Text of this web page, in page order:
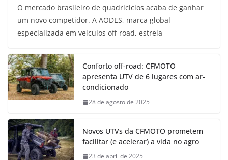
O mercado brasileiro de quadriciclos acaba de ganhar
um novo competidor. A AODES, marca global
especializada em veículos off-road, estreia
Conforto off-road: CFMOTO
apresenta UTV de 6 lugares com ar-
condicionado
28 de agosto de 2025
Novos UTVs da CFMOTO prometem
facilitar (e acelerar) a vida no agro
23 de abril de 2025